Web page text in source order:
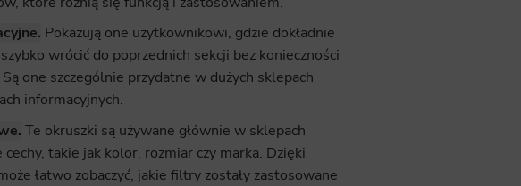
Scripts and data used to collect information to analyze site traffic and how users use the site, how they came to the site, and to
create aggregate demographic statistics about users. Analytical cookies and similar technologies allow us to measure the
Scope responsible for displaying personalized ads that may be of interest to the user based on browsing history and habits and
demographic criteria. Also, third-party files that, in conjunction with files installed while browsing other websites, profile the user,
providing him or her with the marketing, advertising and retargeting content deemed most appropriate.
Pokazują one użytkownikowi, gdzie dokładnie
wrócić do poprzednich sekcji bez konieczności
one szczególnie przydatne w dużych sklepach
informacyjnych.
Te okruszki są używane głównie w sklepach
takie jak kolor, rozmiar czy marka. Dzięki
łatwo zobaczyć, jakie filtry zostały zastosowane